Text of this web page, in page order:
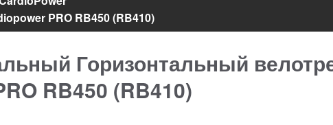
PRO RB450 (RB410)
Горизонтальный
RB450 (RB410)